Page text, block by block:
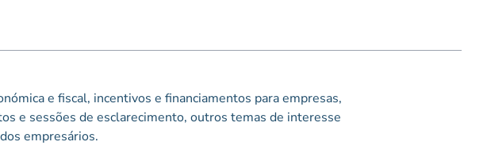
e fiscal, incentivos e financiamentos para empresas,
e sessões de esclarecimento, outros temas de interesse
empresários.